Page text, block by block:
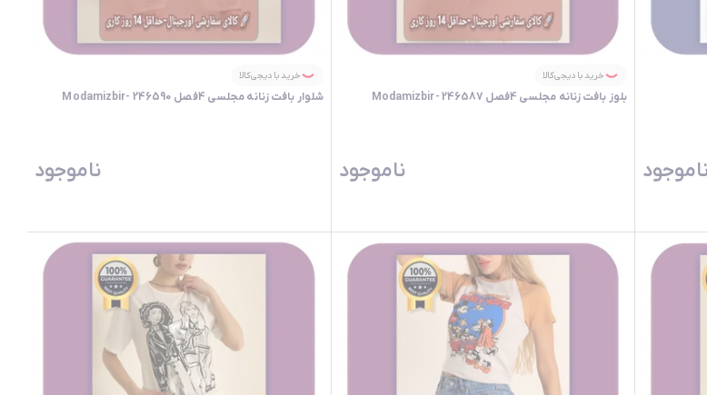
خرید با دیجی‌کالا
بلوز بافت زنانه مجلسی 4فصل 246587 -Modamizbir
ناموجود
خرید با دیجی‌کالا
شلوار بافت زنانه مجلسی 4فصل 246590 -Modamizbir
ناموجود